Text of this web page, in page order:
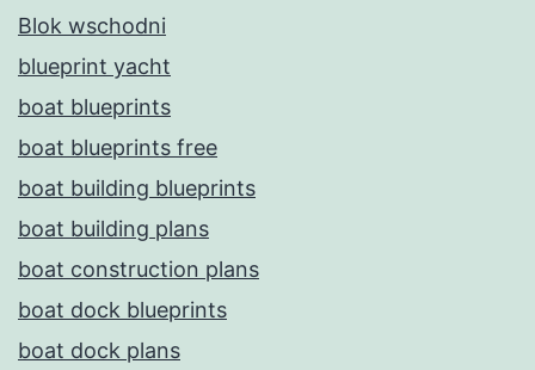
Blok wschodni
blueprint yacht
boat blueprints
boat blueprints free
boat building blueprints
boat building plans
boat construction plans
boat dock blueprints
boat dock plans